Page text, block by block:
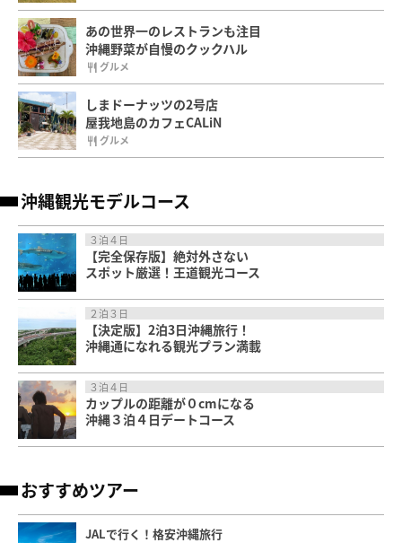
あの世界一のレストランも注目
沖縄野菜が自慢のクックハル
グルメ
しまドーナッツの2号店
屋我地島のカフェCALiN
グルメ
沖縄観光モデルコース
３泊４日
【完全保存版】絶対外さない
スポット厳選！王道観光コース
２泊３日
【決定版】2泊3日沖縄旅行！
沖縄通になれる観光プラン満載
３泊４日
カップルの距離が０cmになる
沖縄３泊４日デートコース
おすすめツアー
JALで行く！格安沖縄旅行